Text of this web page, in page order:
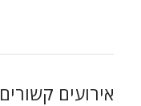
אירועים קשורים